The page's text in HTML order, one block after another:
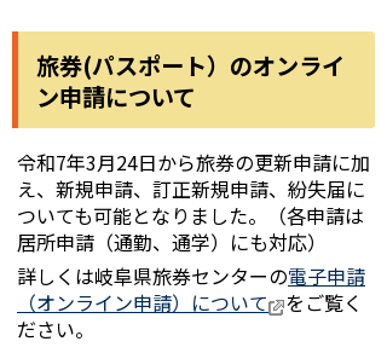
旅券(パスポート）のオンライ
ン申請について
令和7年3月24日から旅券の更新申請に加
え、新規申請、訂正新規申請、紛失届に
ついても可能となりました。（各申請は
居所申請（通勤、通学）にも対応）
詳しくは岐阜県旅券センターの電子申請
（オンライン申請）について
をご覧く
ださい。